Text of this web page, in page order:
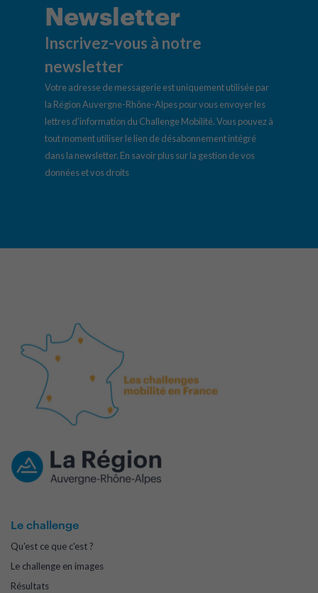
Newsletter
Inscrivez-vous à notre
newsletter
Votre adresse de messagerie est uniquement utilisée par
la Région Auvergne-Rhône-Alpes pour vous envoyer les
lettres d’information du Challenge Mobilité. Vous pouvez à
tout moment utiliser le lien de désabonnement intégré
dans la newsletter. En savoir plus sur la gestion de vos
données et vos droits
Le challenge
Qu'est ce que c'est ?
Le challenge en images
Résultats